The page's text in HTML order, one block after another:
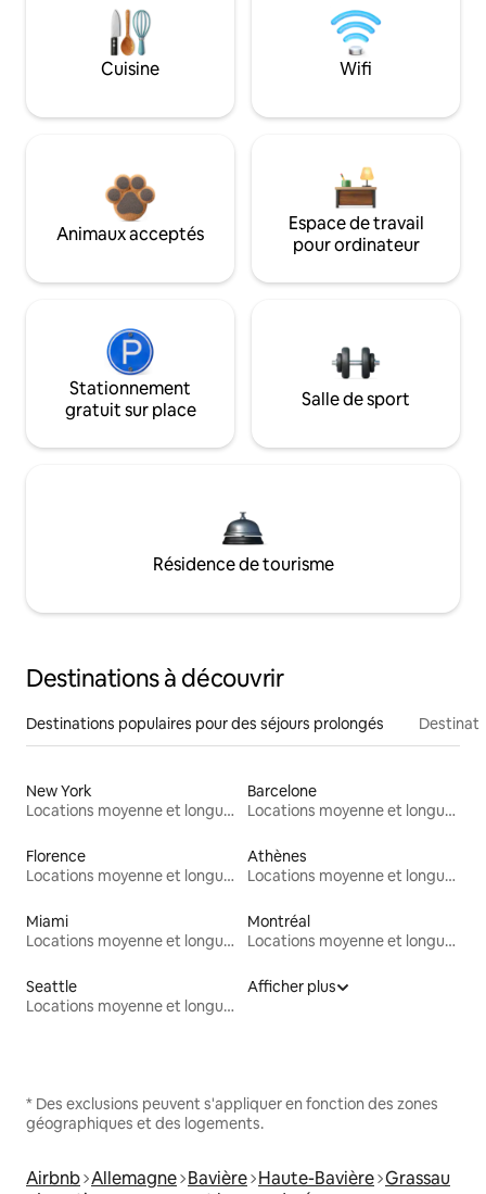
Cuisine Wifi
Animaux acceptés
Espace de travail
pour ordinateur
Stationnement
gratuit sur place
Salle de sport
Résidence de tourisme
Destinations à découvrir
Destinations populaires pour des séjours prolongés
New York
Locations moyenne et longue durée
Barcelone
Locations moyenne et longue durée
Florence
Locations moyenne et longue durée
Athènes
Locations moyenne et longue durée
Miami
Locations moyenne et longue durée
Montréal
Locations moyenne et longue durée
Seattle
Locations moyenne et longue durée
Afficher plus
* Des exclusions peuvent s'appliquer en fonction des zones
géographiques et des logements.
Airbnb Allemagne Bavière Haute-Bavière Grassau